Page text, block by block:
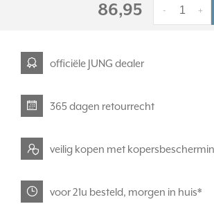
86,95 +
-
officiële JUNG dealer
365 dagen retourrecht
veilig kopen met
voor 21u besteld, morgen in huis*